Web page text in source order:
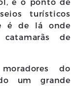
é o ponto de
turísticos
é de lá onde
de
do
um grande